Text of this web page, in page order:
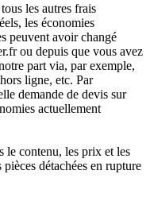
les autres frais
les économies
peuvent avoir changé
ou depuis que vous avez
part via, par exemple,
ligne, etc. Par
demande de devis sur
actuellement
le contenu, les prix et les
détachées en rupture